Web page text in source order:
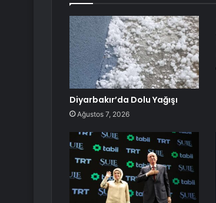
Diyarbakır’da Dolu Yağışı
Ağustos 7, 2026